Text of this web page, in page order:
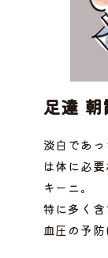
足達 朝
淡白であ
は体に必
キーニ。
特に多く
血圧の予防